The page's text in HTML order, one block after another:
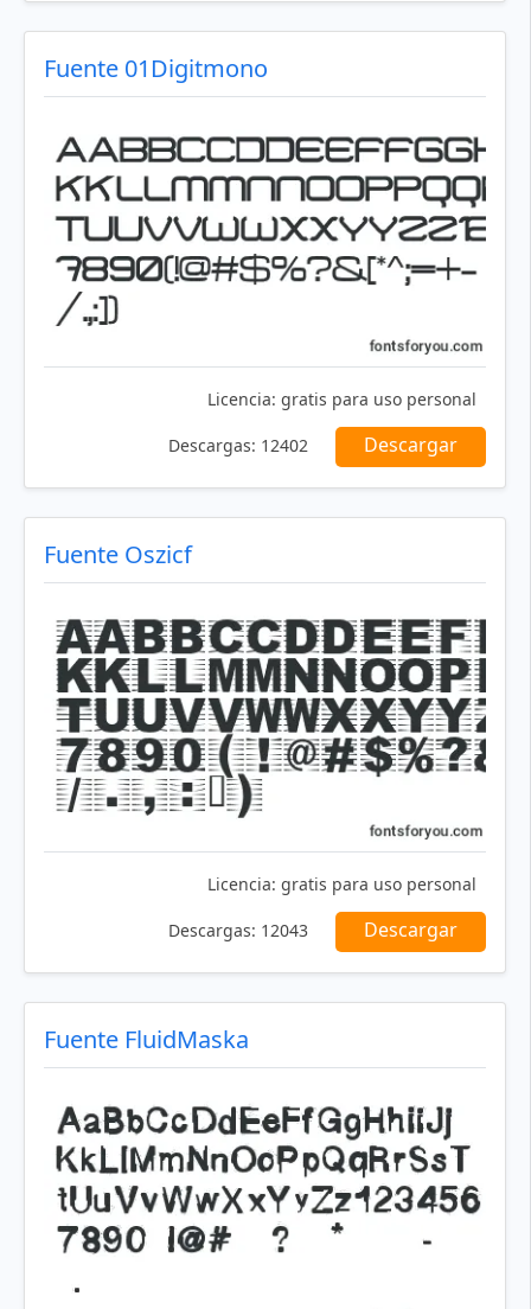
Fuente 01Digitmono
Licencia: gratis para uso personal
Descargas: 12402 Descargar
Fuente Oszicf
Licencia: gratis para uso personal
Descargas: 12043 Descargar
Fuente FluidMaska